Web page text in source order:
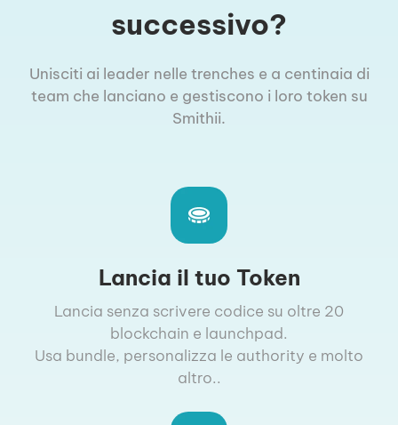
successivo?
Unisciti ai leader nelle trenches e a centinaia di
team che lanciano e gestiscono i loro token su
Smithii.
Lancia il tuo Token
Lancia senza scrivere codice su oltre 20
blockchain e launchpad.
Usa bundle, personalizza le authority e molto
altro..